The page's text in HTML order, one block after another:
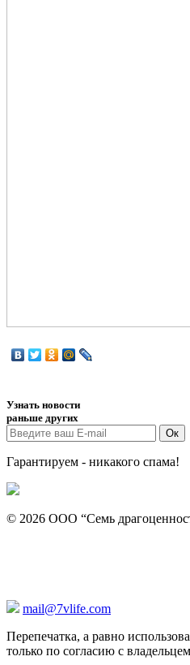
Узнать новости
раньше других
Гарантируем - никакого спама!
© 2026 ООО “Семь
mail@7vlife.com
Перепечатка, а равно
только по согласию с владельцем